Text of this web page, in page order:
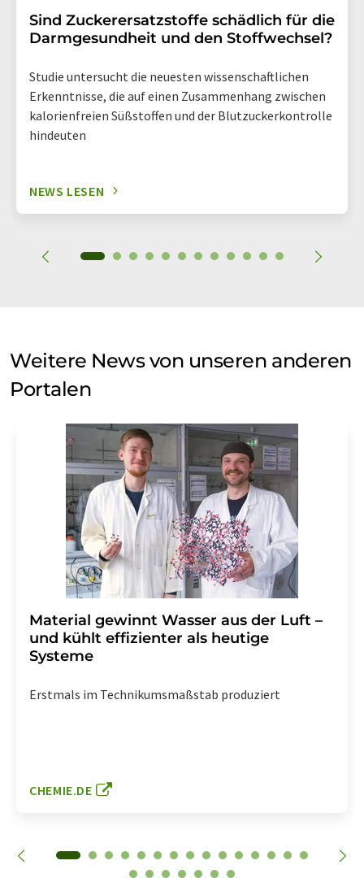
Sind Zuckerersatzstoffe schädlich für die
Darmgesundheit und den Stoffwechsel?
Studie untersucht die neuesten wissenschaftlichen
Erkenntnisse, die auf einen Zusammenhang zwischen
kalorienfreien Süßstoffen und der Blutzuckerkontrolle
hindeuten
NEWS LESEN
Weitere News von unseren anderen
Portalen
Material gewinnt Wasser aus der Luft –
und kühlt effizienter als heutige
Systeme
Erstmals im Technikumsmaßstab produziert
CHEMIE.DE